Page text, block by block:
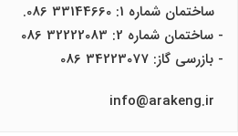
ساختمان شماره 1: 33144660 086.
- ساختمان شماره 2: 32222083 086
- بازرسی گاز: 34223077 086